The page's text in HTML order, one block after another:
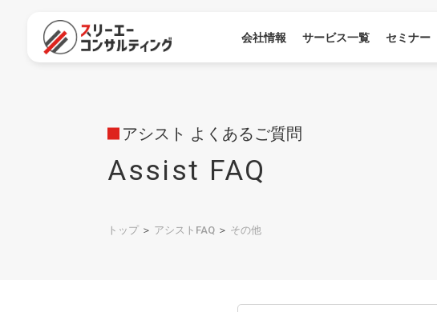
会社情報 サービス一覧 セミナー
アシスト よくあるご質問
Assist FAQ
トップ ＞ アシストFAQ ＞ その他